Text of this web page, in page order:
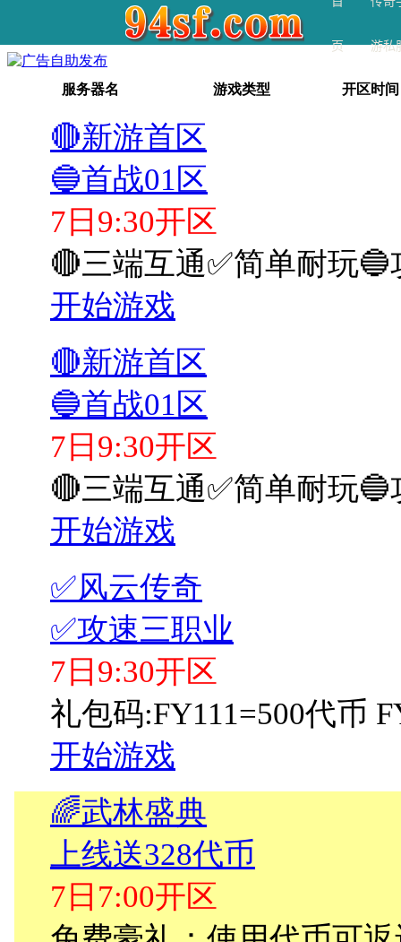
页 游私